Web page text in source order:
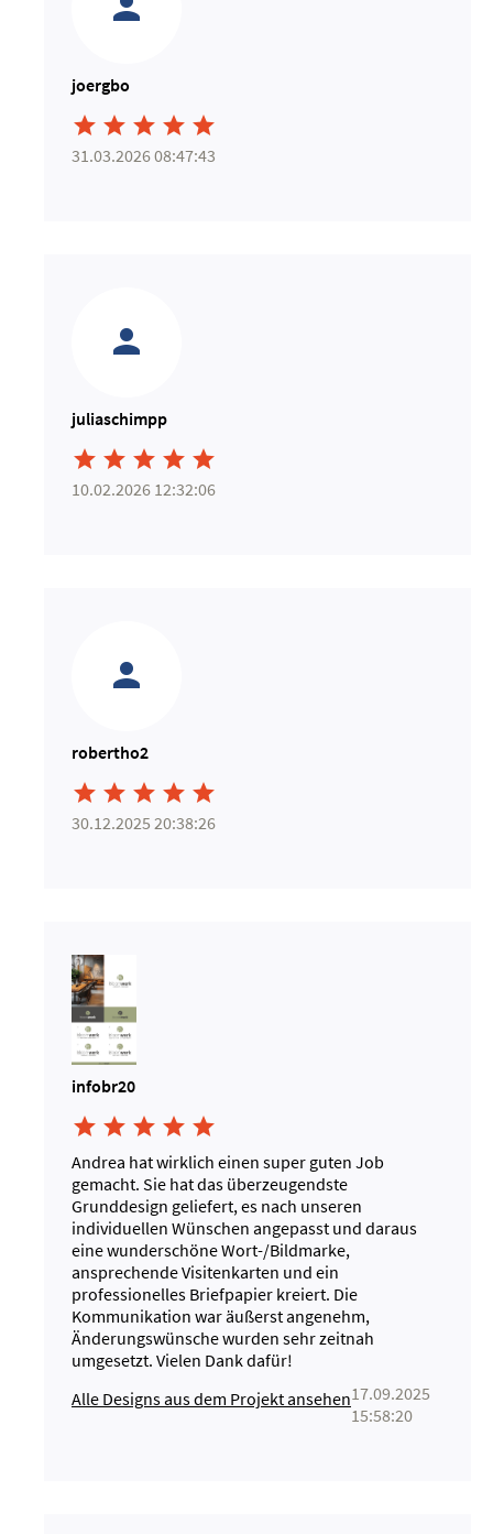
joergbo
    
31.03.2026 08:47:43
juliaschimpp
    
10.02.2026 12:32:06
robertho2
    
30.12.2025 20:38:26
infobr20
    
Andrea hat wirklich einen super guten Job
gemacht. Sie hat das überzeugendste
Grunddesign geliefert, es nach unseren
individuellen Wünschen angepasst und daraus
eine wunderschöne Wort-/Bildmarke,
ansprechende Visitenkarten und ein
professionelles Briefpapier kreiert. Die
Kommunikation war äußerst angenehm,
Änderungswünsche wurden sehr zeitnah
umgesetzt. Vielen Dank dafür!
Alle Designs aus dem Projekt ansehen17.09.2025
15:58:20